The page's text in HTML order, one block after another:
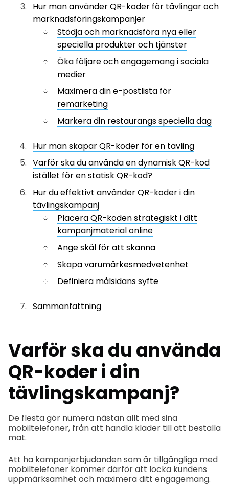
Hur man använder QR-koder för tävlingar och
marknadsföringskampanjer
Stödja och marknadsföra nya eller
speciella produkter och tjänster
Öka följare och engagemang i sociala
medier
Maximera din e-postlista för
remarketing
Markera din restaurangs speciella dag
Hur man skapar QR-koder för en tävling
Varför ska du använda en dynamisk QR-kod
istället för en statisk QR-kod?
Hur du effektivt använder QR-koder i din
tävlingskampanj
Placera QR-koden strategiskt i ditt
kampanjmaterial online
Ange skäl för att skanna
Skapa varumärkesmedvetenhet
Definiera målsidans syfte
Sammanfattning
Varför ska du använda
QR-koder i din
tävlingskampanj?
De flesta gör numera nästan allt med sina
mobiltelefoner, från att handla kläder till att beställa
mat.
Att ha kampanjerbjudanden som är tillgängliga med
mobiltelefoner kommer därför att locka kundens
uppmärksamhet och maximera ditt engagemang.